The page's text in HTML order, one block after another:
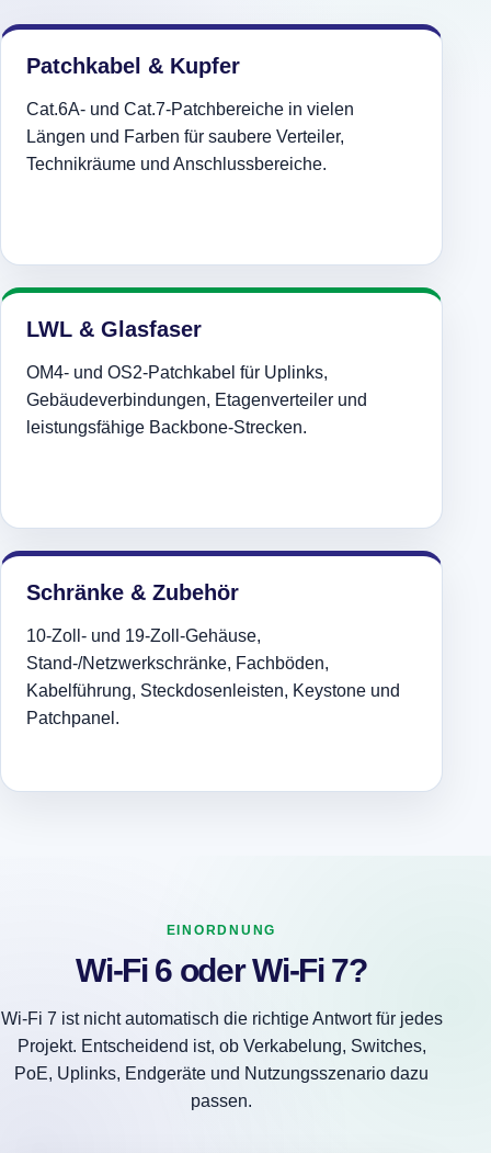
Patchkabel & Kupfer
Cat.6A- und Cat.7-Patchbereiche in vielen
Längen und Farben für saubere Verteiler,
Technikräume und Anschlussbereiche.
LWL & Glasfaser
OM4- und OS2-Patchkabel für Uplinks,
Gebäudeverbindungen, Etagenverteiler und
leistungsfähige Backbone-Strecken.
Schränke & Zubehör
10-Zoll- und 19-Zoll-Gehäuse,
Stand-/Netzwerkschränke, Fachböden,
Kabelführung, Steckdosenleisten, Keystone und
Patchpanel.
EINORDNUNG
Wi-Fi 6 oder Wi-Fi 7?
Wi-Fi 7 ist nicht automatisch die richtige Antwort für jedes
Projekt. Entscheidend ist, ob Verkabelung, Switches,
PoE, Uplinks, Endgeräte und Nutzungsszenario dazu
passen.